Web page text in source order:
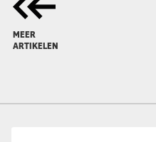
MEER
ARTIKELEN